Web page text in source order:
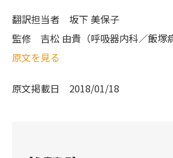
翻訳担当者 坂下 美保子
監修 吉松 由貴（呼吸器内科／飯塚
原文を見る
原文掲載日 2018/01/18